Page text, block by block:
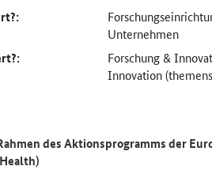
Unternehmen
Forschung &
Innovation
des Aktionsprogramms der